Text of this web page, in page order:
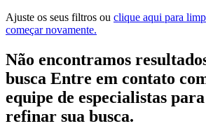
Ajuste os seus filtros ou clique aqui para
começar novamente.
Não encontramos
busca Entre em contato
equipe de especialistas
refinar sua busca.